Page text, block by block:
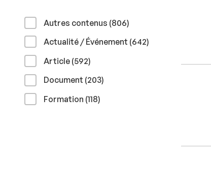
Autres contenus (806résultats
)
Actualité / Événement (642résultats
)
Article (592résultats
)
Document (203résultats
)
Formation (118résultats
)